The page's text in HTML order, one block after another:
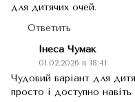
для дитячих очей.
Ответить
Інеса Чумак
01.02.2026 в 18:41
Чудовий варіант для
просто і доступно